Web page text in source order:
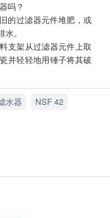
吗？
的过滤器元件堆肥，或
。
支架从过滤器元件上取
并轻轻地用锤子将其破
水器
NSF 42